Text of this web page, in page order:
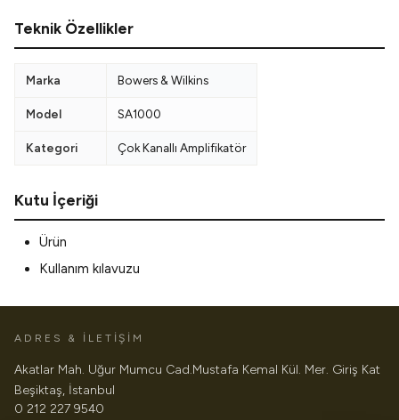
Teknik Özellikler
Marka Bowers & Wilkins
Model SA1000
Kategori Çok Kanallı Amplifikatör
Kutu İçeriği
Ürün
Kullanım kılavuzu
ADRES & İLETİŞİM
Akatlar Mah. Uğur Mumcu Cad.Mustafa Kemal Kül. Mer. Giriş Kat
Beşiktaş, İstanbul
0 212 227 9540